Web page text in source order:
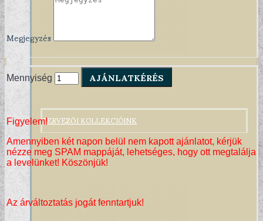
TERVEZŐI KOLLEKCIÓINK
Megjegyzés
Mennyiség AJÁNLATKÉRÉS
Figyelem!
Amennyiben két napon belül nem kapott ajánlatot, kérjük
nézze meg SPAM mappáját, lehetséges, hogy ott megtalálja
a levelünket! Köszönjük!
Az árváltoztatás jogát fenntartjuk!